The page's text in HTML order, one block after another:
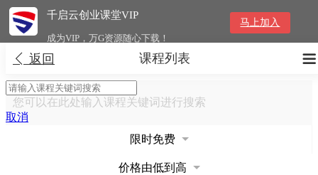
千启云创业课堂VIP
成为VIP，万G资源随心下载！
马上加入
 返回 
课程列表
您可以在此处输入课程关键词进行搜索
取消
限时免费
价格由低到高